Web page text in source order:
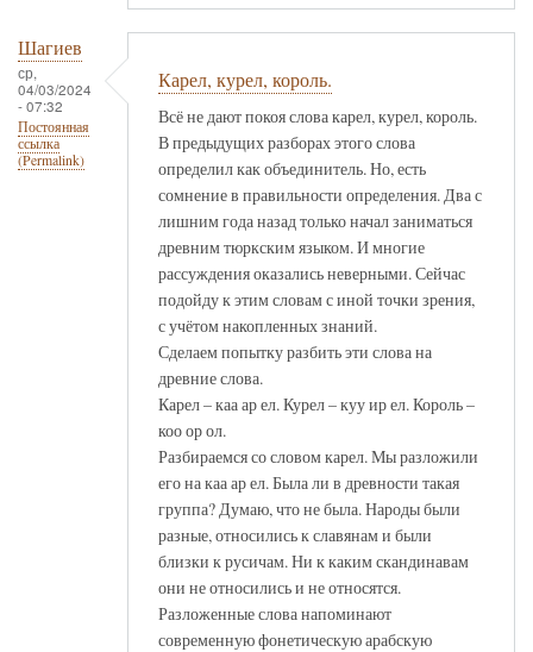
Шагиев
ср,
04/03/2024
- 07:32
Постоянная
ссылка
(Permalink)
Карел, курел, король.
Всё не дают покоя слова карел, курел, король.
В предыдущих разборах этого слова
определил как объединитель. Но, есть
сомнение в правильности определения. Два с
лишним года назад только начал заниматься
древним тюркским языком. И многие
рассуждения оказались неверными. Сейчас
подойду к этим словам с иной точки зрения,
с учётом накопленных знаний.
Сделаем попытку разбить эти слова на
древние слова.
Карел – каа ар ел. Курел – куу ир ел. Король –
коо ор ол.
Разбираемся со словом карел. Мы разложили
его на каа ар ел. Была ли в древности такая
группа? Думаю, что не была. Народы были
разные, относились к славянам и были
близки к русичам. Ни к каким скандинавам
они не относились и не относятся.
Разложенные слова напоминают
современную фонетическую арабскую